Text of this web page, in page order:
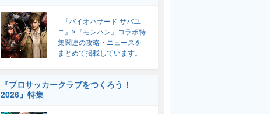
『バイオハザード サバユ
ニ』×『モンハン』コラボ特
集関連の攻略・ニュースを
まとめて掲載しています。
『プロサッカークラブをつくろう！
2026』特集